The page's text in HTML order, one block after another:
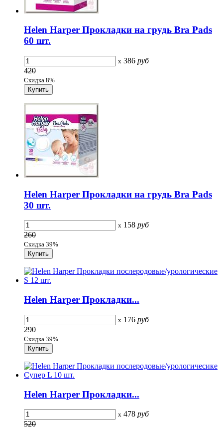
Helen Harper Прокладки на грудь Bra Pads
60 шт.
x 386 руб
420
Скидка 8%
Helen Harper Прокладки на грудь Bra Pads
30 шт.
x 158 руб
260
Скидка 39%
Helen Harper Прокладки...
x 176 руб
290
Скидка 39%
Helen Harper Прокладки...
x 478 руб
520